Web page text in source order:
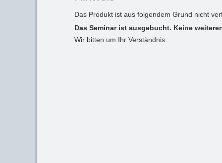
Das Produkt ist aus folgendem Grund nicht
Das Seminar ist ausgebucht. Keine
Wir bitten um Ihr Verständnis.